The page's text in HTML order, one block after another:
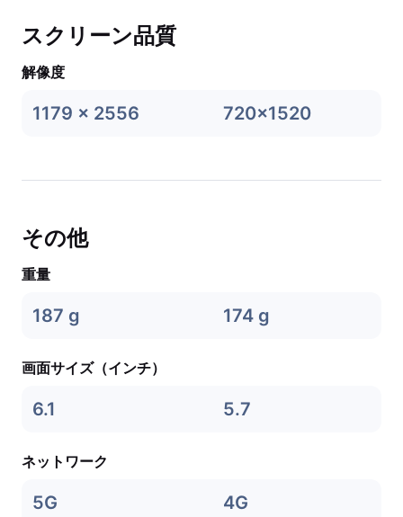
スクリーン品質
解像度
1179 x 2556 720x1520
その他
重量
187 g 174 g
画面サイズ（インチ）
6.1 5.7
ネットワーク
5G 4G